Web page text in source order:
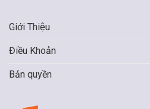
Giới Thiệu
Điều Khoản
Bản quyền